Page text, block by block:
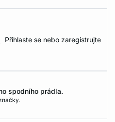
Přihlaste se nebo zaregistrujte
spodního prádla.